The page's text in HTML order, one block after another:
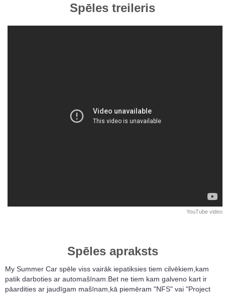
Spēles treileris
YouTube video
Spēles apraksts
My Summer Car spēle viss vairāk iepatiksies tiem cilvēkiem,kam
patik darboties ar automašīnam.Bet ne tiem kam galveno kart ir
pāardities ar jaudīgam mašīnam,kā piemēram "NFS" vai "Project